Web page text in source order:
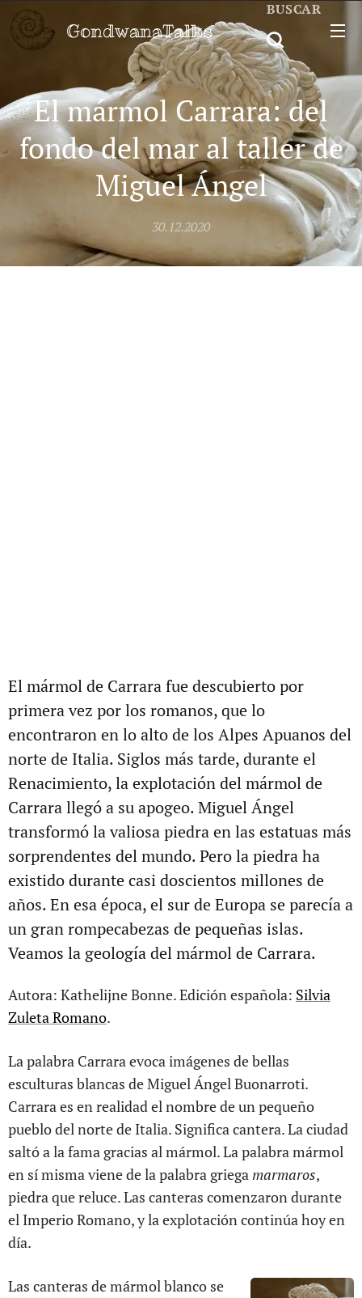
GondwanaTalks
BUSCAR
El mármol Carrara: del
fondo del mar al taller de
Miguel Ángel
30.12.2020
El mármol de Carrara fue descubierto por
primera vez por los romanos, que lo
encontraron en lo alto de los Alpes Apuanos del
norte de Italia. Siglos más tarde, durante el
Renacimiento, la explotación del mármol de
Carrara llegó a su apogeo. Miguel Ángel
transformó la valiosa piedra en las estatuas más
sorprendentes del mundo. Pero la piedra ha
existido durante casi doscientos millones de
años. En esa época, el sur de Europa se parecía a
un gran rompecabezas de pequeñas islas.
Veamos la geología del mármol de Carrara.
Autora: Kathelijne Bonne. Edición española: Silvia
Zuleta Romano.
La palabra Carrara evoca imágenes de bellas
esculturas blancas de Miguel Ángel Buonarroti.
Carrara es en realidad el nombre de un pequeño
pueblo del norte de Italia. Significa cantera. La ciudad
saltó a la fama gracias al mármol. La palabra mármol
en sí misma viene de la palabra griegamarmaros,
piedra que reluce. Las canteras comenzaron durante
el Imperio Romano, y la explotación continúa hoy en
día.
Las canteras de mármol blanco se